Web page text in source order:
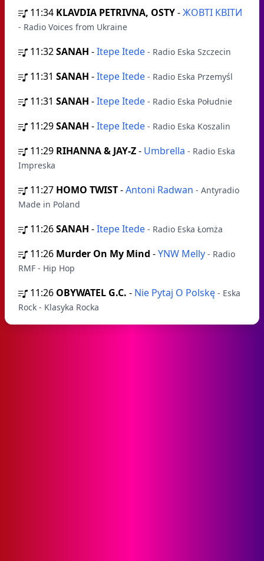
11:34 KLAVDIA PETRIVNA, OSTY-ЖОВТІ КВІТИ
- Radio Voices from Ukraine
11:32SANAH -Itepe Itede - Radio Eska Szczecin
11:31 SANAH -Itepe Itede - Radio Eska Przemyśl
11:31 SANAH -Itepe Itede - Radio Eska Południe
11:29SANAH -Itepe Itede - Radio Eska Koszalin
11:29 RIHANNA & JAY-Z- Umbrella - Radio Eska
Impreska
11:27 HOMO TWIST-Antoni Radwan - Antyradio
Made in Poland
11:26SANAH -Itepe Itede - Radio Eska Łomża
11:26 Murder On My Mind -YNW Melly - Radio
RMF - Hip Hop
11:26 OBYWATEL G.C. - Nie Pytaj O Polskę - Eska
Rock - Klasyka Rocka